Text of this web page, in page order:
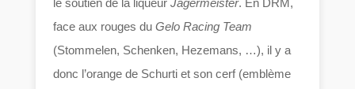
face aux rouges duGelo Racing Team
(Stommelen, Schenken, Hezemans, …), il y a
donc l’orange de Schurti et son cerf (emblème